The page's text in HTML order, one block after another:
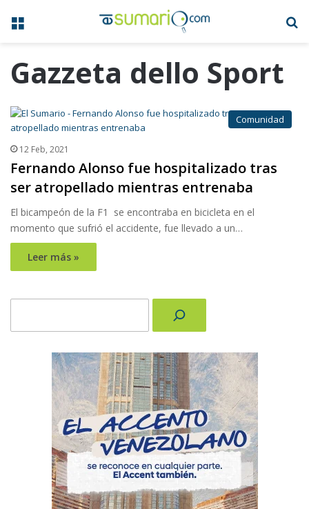
Menú
Gazzeta dello Sport
Comunidad
12 Feb, 2021
Fernando Alonso fue hospitalizado tras
ser atropellado mientras entrenaba
El bicampeón de la F1 se encontraba en bicicleta en el
momento que sufrió el accidente, fue llevado a un…
Leer más »